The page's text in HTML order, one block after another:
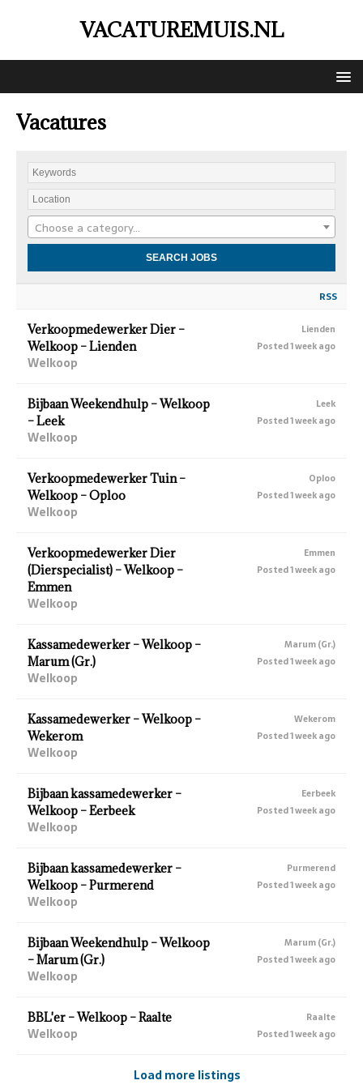
VACATUREMUIS.NL
Vacatures
Choose a category…
RSS
Verkoopmedewerker Dier –
Welkoop – Lienden
Welkoop
Lienden
Posted 1 week ago
Bijbaan Weekendhulp – Welkoop
– Leek
Welkoop
Leek
Posted 1 week ago
Verkoopmedewerker Tuin –
Welkoop – Oploo
Welkoop
Oploo
Posted 1 week ago
Verkoopmedewerker Dier
(Dierspecialist) – Welkoop –
Emmen
Welkoop
Emmen
Posted 1 week ago
Kassamedewerker – Welkoop –
Marum (Gr.)
Welkoop
Marum (Gr.)
Posted 1 week ago
Kassamedewerker – Welkoop –
Wekerom
Welkoop
Wekerom
Posted 1 week ago
Bijbaan kassamedewerker –
Welkoop – Eerbeek
Welkoop
Eerbeek
Posted 1 week ago
Bijbaan kassamedewerker –
Welkoop – Purmerend
Welkoop
Purmerend
Posted 1 week ago
Bijbaan Weekendhulp – Welkoop
– Marum (Gr.)
Welkoop
Marum (Gr.)
Posted 1 week ago
BBL'er – Welkoop – Raalte
Welkoop
Raalte
Posted 1 week ago
Load more listings